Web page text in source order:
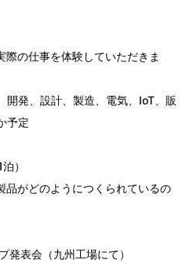
を体験していただきま
計、製造、電気、IoT、販
予定
）
ようにつくられているの
表会（九州工場にて）